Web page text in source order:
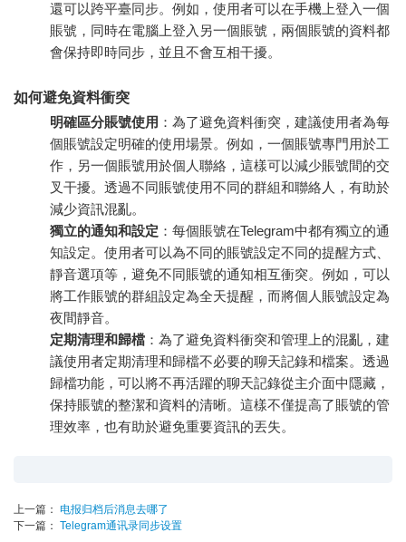
還可以跨平臺同步。例如，使用者可以在手機上登入一個
賬號，同時在電腦上登入另一個賬號，兩個賬號的資料都
會保持即時同步，並且不會互相干擾。
如何避免資料衝突
明確區分賬號使用 ：為了避免資料衝突，建議使用者為每
個賬號設定明確的使用場景。例如，一個賬號專門用於工
作，另一個賬號用於個人聯絡，這樣可以減少賬號間的交
叉干擾。透過不同賬號使用不同的群組和聯絡人，有助於
減少資訊混亂。
獨立的通知和設定 ：每個賬號在Telegram中都有獨立的通
知設定。使用者可以為不同的賬號設定不同的提醒方式、
靜音選項等，避免不同賬號的通知相互衝突。例如，可以
將工作賬號的群組設定為全天提醒，而將個人賬號設定為
夜間靜音。
定期清理和歸檔 ：為了避免資料衝突和管理上的混亂，建
議使用者定期清理和歸檔不必要的聊天記錄和檔案。透過
歸檔功能，可以將不再活躍的聊天記錄從主介面中隱藏，
保持賬號的整潔和資料的清晰。這樣不僅提高了賬號的管
理效率，也有助於避免重要資訊的丟失。
上一篇： 电报归档后消息去哪了
下一篇： Telegram通讯录同步设置